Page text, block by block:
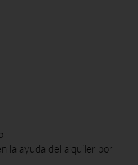
la ayuda del alquiler por